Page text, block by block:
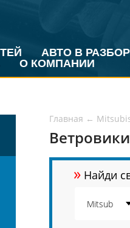
АВТО В РАЗБОР
О КОМПАНИИ
Главная ←
» Найди